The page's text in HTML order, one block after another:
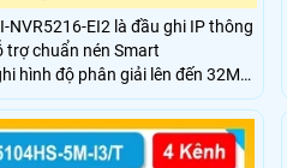
NVR5216-EI2 là đầu ghi IP thông
trợ chuẩn nén Smart
hình độ phân giải lên đến 32MP
Thông đầu vào, ghi
nghệ AI như nhận diện khuôn
số xe và phân tích hành vi.